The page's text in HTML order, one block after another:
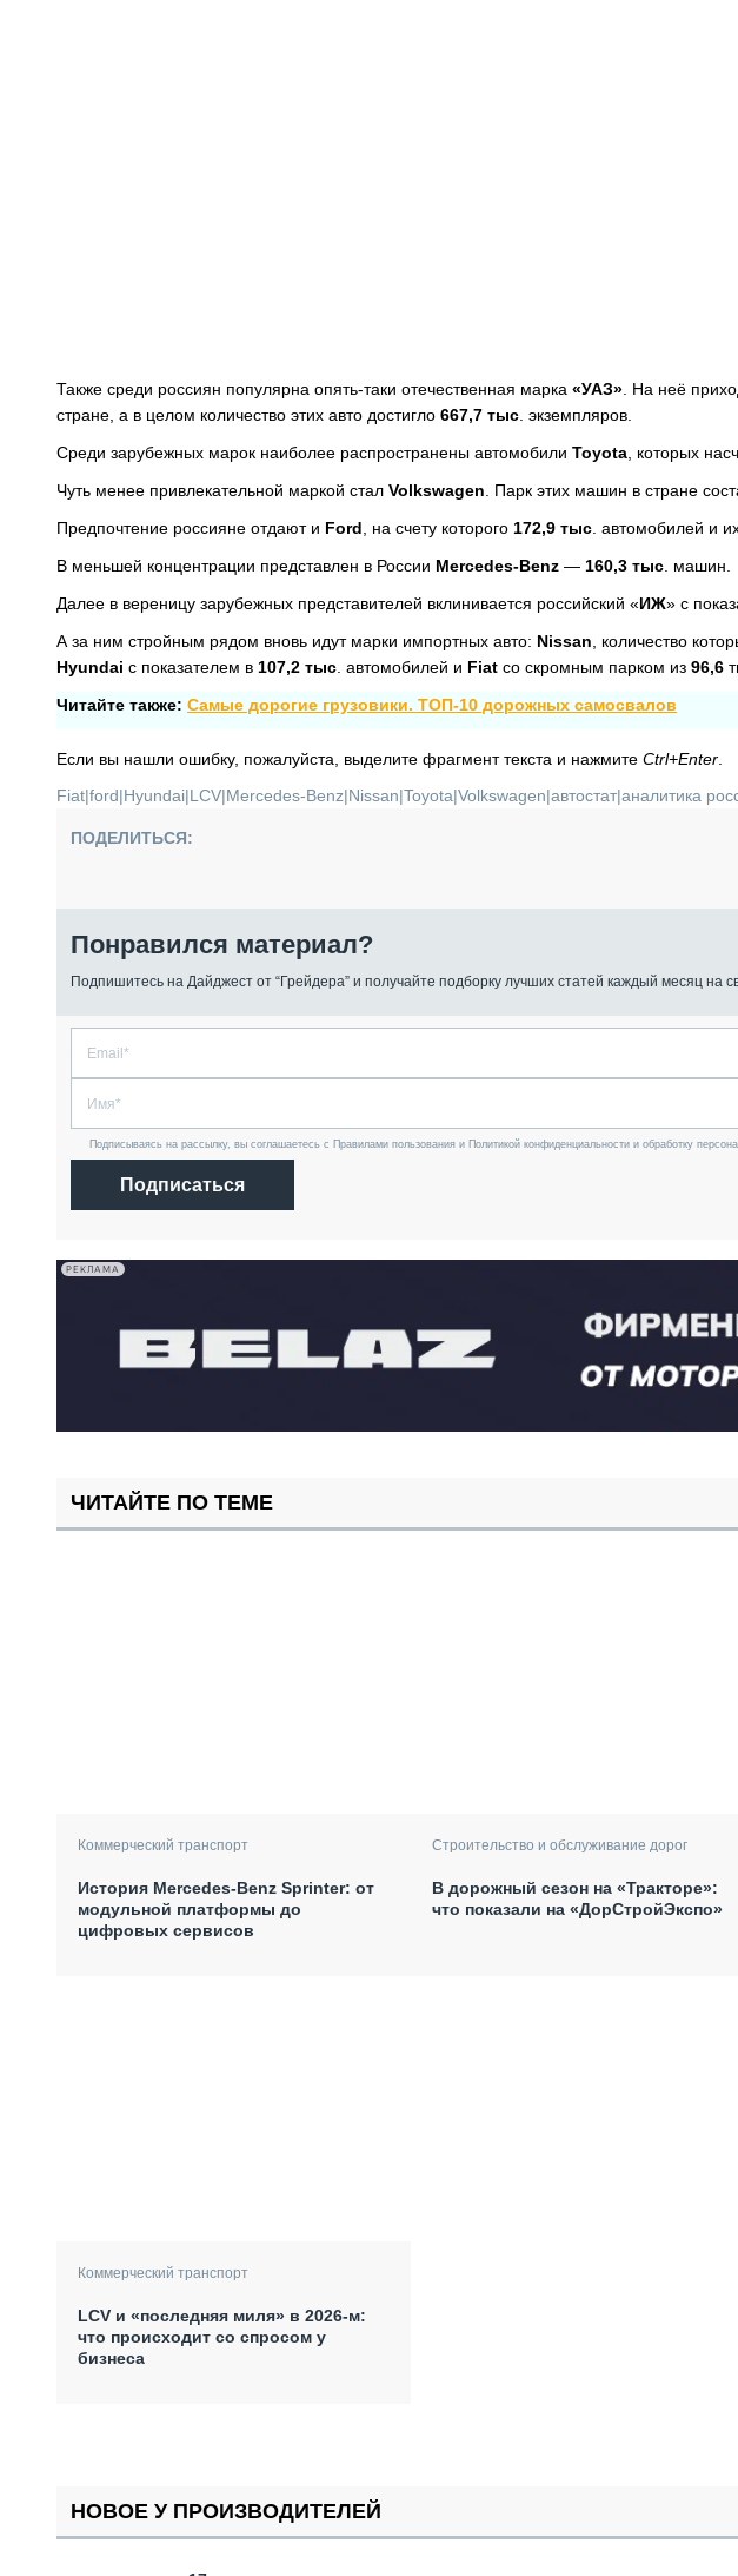
Также среди россиян популярна опять-таки отечественная марка «УАЗ» . На неё
стране, а в целом количество этих авто достигло 667,7 тыс . экземпляров.
Среди зарубежных марок наиболее распространены автомобили Toyota , которых
Чуть менее привлекательной маркой стал Volkswagen . Парк этих машин в стране
Предпочтение россияне отдают и Ford , на счету которого 172,9 тыс . автомобилей и
В меньшей концентрации представлен в России Mercedes-Benz — 160,3 тыс . машин.
Далее в вереницу зарубежных представителей вклинивается российский «ИЖ» с
А за ним стройным рядом вновь идут марки импортных авто: Nissan , количество
Hyundai с показателем в 107,2 тыс . автомобилей и Fiat со скромным парком из 96,6
Читайте также: Самые дорогие грузовики. ТОП-10 дорожных самосвалов
Если вы нашли ошибку, пожалуйста, выделите фрагмент текста и нажмите Ctrl+Enter
Fiat|ford|Hyundai|LCV|Mercedes-Benz|Nissan|Toyota|Volkswagen|автостат|аналитика
ПОДЕЛИТЬСЯ:
Понравился материал?
Подпишитесь на Дайджест от “Грейдера” и получайте подборку лучших статей каждый месяц на
Подписываясь на рассылку, вы соглашаетесь с Правилами пользования и Политикой конфиденциальности и обработку
Подписаться
РЕКЛАМА
ЧИТАЙТЕ ПО ТЕМЕ
Коммерческий транспорт
История Mercedes-Benz Sprinter: от
модульной платформы до
цифровых сервисов
Строительство и обслуживание дорог
В дорожный сезон на «Тракторе»:
что показали на «ДорСтройЭкспо»
Коммерческий транспорт
LCV и «последняя миля» в 2026-м:
что происходит со спросом у
бизнеса
НОВОЕ У ПРОИЗВОДИТЕЛЕЙ